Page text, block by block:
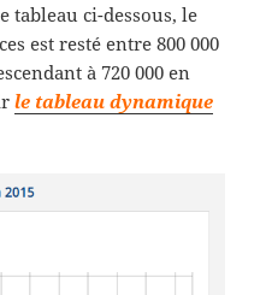
tableau ci-dessous, le
est resté entre 800 000
à 720 000 en
le tableau dynamique